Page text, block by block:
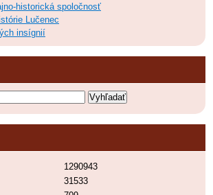
historická spoločnosť
Lučenec
insígnií
1290943
31533